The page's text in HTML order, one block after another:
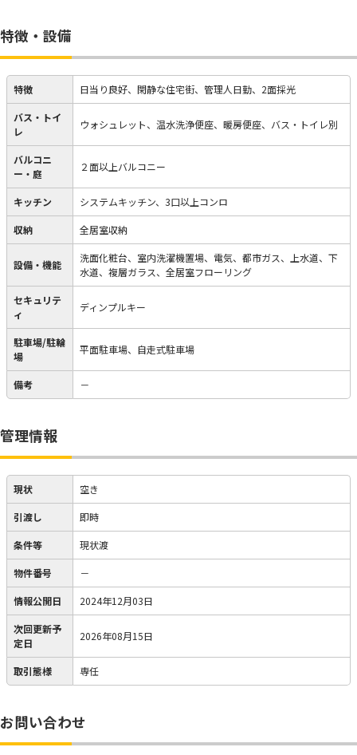
特徴・設備
特徴 日当り良好、閑静な住宅街、管理人日勤、2面採光
バス・トイ
レ
ウォシュレット、温水洗浄便座、暖房便座、バス・トイレ別
バルコニ
ー・庭
２面以上バルコニー
キッチン システムキッチン、3口以上コンロ
収納 全居室収納
設備・機能
洗面化粧台、室内洗濯機置場、電気、都市ガス、上水道、下
水道、複層ガラス、全居室フローリング
セキュリテ
ィ
ディンプルキー
駐車場/駐輪
場
平面駐車場、自走式駐車場
備考 －
管理情報
現状 空き
引渡し 即時
条件等 現状渡
物件番号 －
情報公開日 2024年12月03日
次回更新予
定日
2026年08月15日
取引態様 専任
お問い合わせ